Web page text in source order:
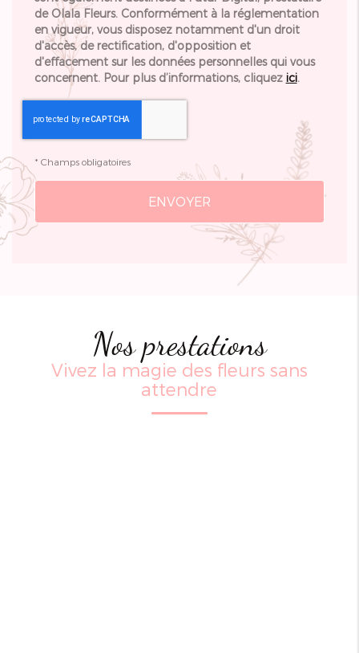
de Olala Fleurs. Conformément à la réglementation
en vigueur, vous disposez notamment d'un droit
d'accès, de rectification, d'opposition et
d'effacement sur les données personnelles qui vous
concernent. Pour plus d’informations, cliquez ici.
* Champs obligatoires
Nos prestations
Vivez la magie des fleurs sans
attendre